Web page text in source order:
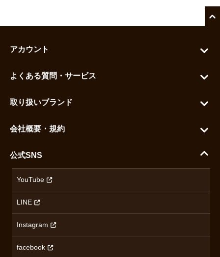
アカウント
お気に入りを見る
よくある質問・サービス
ご利用ガイド
配送・送料について
ハラダの保証とアフターサービス
取り扱いブランド
セイコー
カシオ
ミナセ
オリエントスター
ロンジン
会社概要・規約
沿革
プライバシーポリシー
無断転載・商用利用について
公式SNS
YouTube
LINE
Instagram
facebook